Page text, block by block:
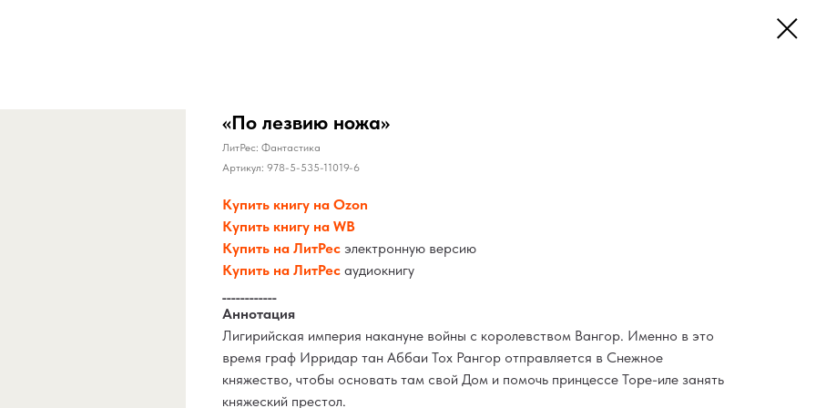
«По лезвию ножа»
ЛитРес: Фантастика
Артикул: 978-5-535-11019-6
Купить книгу на Ozon
Купить книгу на WB
Купить на ЛитРес электронную версию
Купить на ЛитРес аудиокнигу
Аннотация
Лигирийская империя накануне войны с королевством Вангор. Именно в это
время граф Ирридар тан Аббаи Тох Рангор отправляется в Снежное
княжество, чтобы основать там свой Дом и помочь принцессе Торе-иле занять
княжеский престол.